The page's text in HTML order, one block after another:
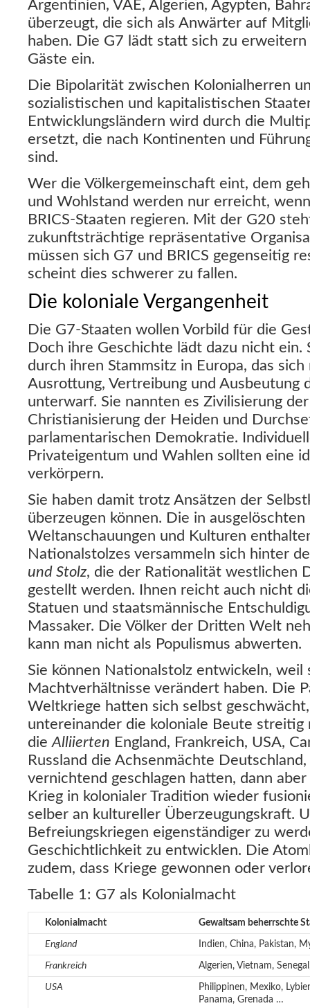
Argentinien, VAE, Algerien, Ägypten,
überzeugt, die sich als Anwärter auf
haben. Die G7 lädt statt sich zu erweitern
Gäste ein.
Die Bipolarität zwischen Kolonialherren
sozialistischen und kapitalistischen
Entwicklungsländern wird durch die
ersetzt, die nach Kontinenten und
sind.
Wer die Völkergemeinschaft eint, dem
und Wohlstand werden nur erreicht,
BRICS-Staaten regieren. Mit der G20
zukunftsträchtige repräsentative
müssen sich G7 und BRICS gegenseitig
scheint dies schwerer zu fallen.
Die koloniale Vergangenheit
Die G7-Staaten wollen Vorbild für die
Doch ihre Geschichte lädt dazu nicht ein.
durch ihren Stammsitz in Europa, das
Ausrottung, Vertreibung und Ausbeutung
unterwarf. Sie nannten es Zivilisierung
Christianisierung der Heiden und
parlamentarischen Demokratie.
Privateigentum und Wahlen sollten eine
verkörpern.
Sie haben damit trotz Ansätzen der
überzeugen können. Die in ausgelöschten
Weltanschauungen und Kulturen
Nationalstolzes versammeln sich hinter
und Stolz, die der Rationalität westlichen
gestellt werden. Ihnen reicht auch nicht
Statuen und staatsmännische
Massaker. Die Völker der Dritten Welt
kann man nicht als Populismus abwerten.
Sie können Nationalstolz entwickeln, weil
Machtverhältnisse verändert haben. Die
Weltkriege hatten sich selbst
untereinander die koloniale Beute streitig
die Alliierten England, Frankreich, USA,
Russland die Achsenmächte
vernichtend geschlagen hatten, dann
Krieg in kolonialer Tradition wieder
selber an kultureller Überzeugungskraft.
Befreiungskriegen eigenständiger zu
Geschichtlichkeit zu entwicklen. Die
zudem, dass Kriege gewonnen oder
Tabelle 1: G7 als Kolonialmacht
Kolonialmacht Gewaltsam beherrschte
England Indien, China, Pakistan,
Frankreich Algerien, Vietnam,
USA
Philippinen, Mexiko,
Panama, Grenada …